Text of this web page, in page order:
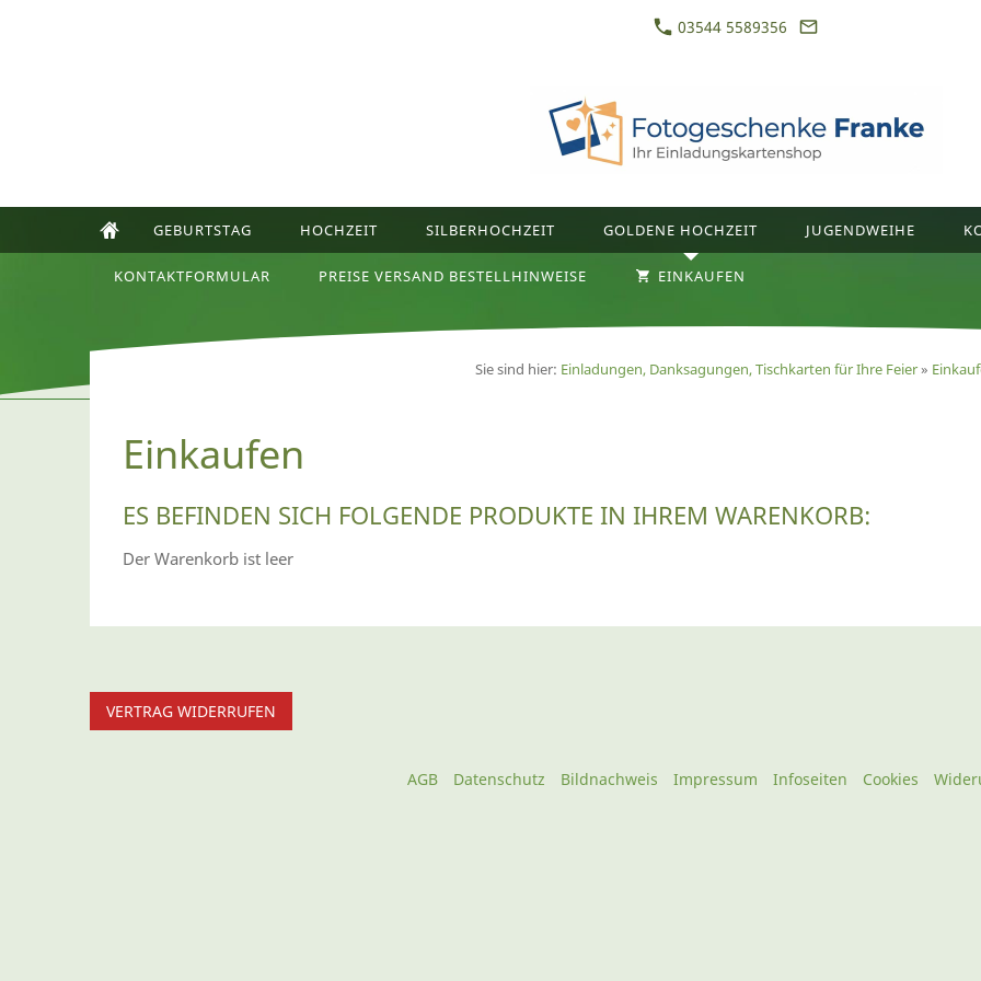
03544 5589356
GEBURTSTAG HOCHZEIT SILBERHOCHZEIT GOLDENE HOCHZEIT JUGENDWEIHE
KONTAKTFORMULAR PREISE VERSAND BESTELLHINWEISE EINKAUFEN
Sie sind hier: Einladungen, Danksagungen, Tischkarten für Ihre Feier»
Einkaufen
ES BEFINDEN SICH FOLGENDE PRODUKTE IN IHREM WARENKORB:
Der Warenkorb ist leer
VERTRAG WIDERRUFEN
AGB Datenschutz Bildnachweis Impressum Infoseiten Cookies